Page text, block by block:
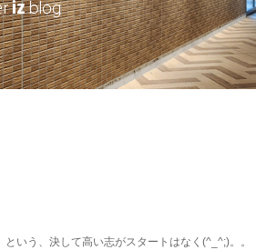
という、決して高い志がスタートはなく(^_^;)。。